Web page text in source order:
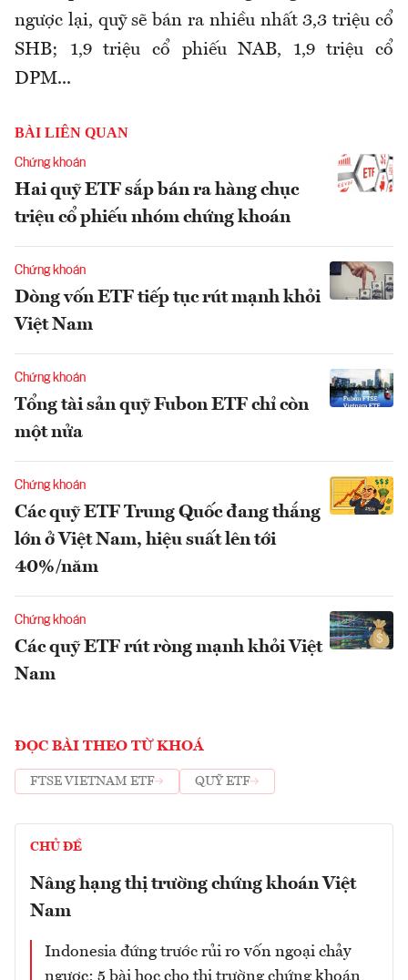
ngược lại, quỹ sẽ bán ra nhiều nhất 3,3 triệu cổ
SHB; 1,9 triệu cổ phiếu NAB, 1,9 triệu cổ
DPM...
BÀI LIÊN QUAN
Chứng khoán
Hai quỹ ETF sắp bán ra hàng chục
triệu cổ phiếu nhóm chứng khoán
Chứng khoán
Dòng vốn ETF tiếp tục rút mạnh khỏi
Việt Nam
Chứng khoán
Tổng tài sản quỹ Fubon ETF chỉ còn
một nửa
Chứng khoán
Các quỹ ETF Trung Quốc đang thắng
lớn ở Việt Nam, hiệu suất lên tới
40%/năm
Chứng khoán
Các quỹ ETF rút ròng mạnh khỏi Việt
Nam
ĐỌC BÀI THEO TỪ KHOÁ
FTSE VIETNAM ETF QUỸ ETF
CHỦ ĐỀ
Nâng hạng thị trường chứng khoán Việt
Nam
Indonesia đứng trước rủi ro vốn ngoại chảy
ngược: 5 bài học cho thị trường chứng khoán